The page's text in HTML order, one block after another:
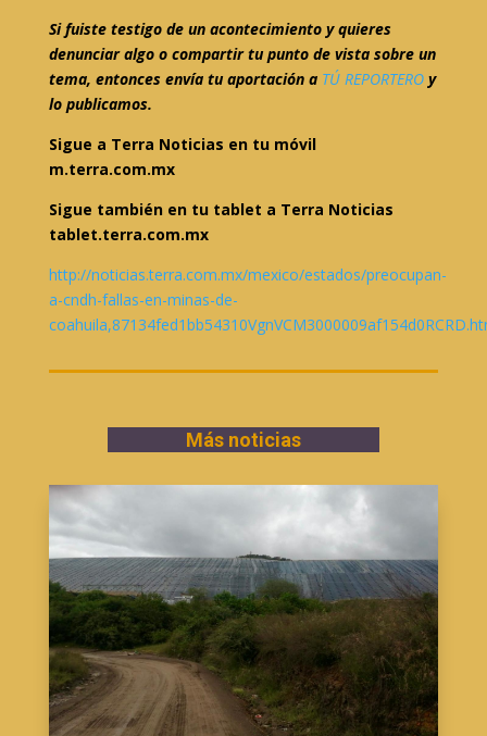
Si fuiste testigo de un acontecimiento y quieres
denunciar algo o compartir tu punto de vista sobre un
tema, entonces envía tu aportación a TÚ REPORTEROy
lo publicamos.
Sigue a Terra Noticias en tu móvil
m.terra.com.mx
Sigue también en tu tablet a Terra Noticias
tablet.terra.com.mx
http://noticias.terra.com.mx/mexico/estados/preocupan-
a-cndh-fallas-en-minas-de-
Más noticias